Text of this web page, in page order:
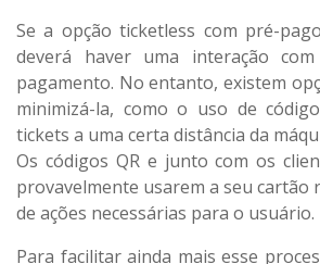
Se a opção ticketless com pré-
deverá haver uma interação
pagamento. No entanto, existem
minimizá-la, como o uso de
tickets a uma certa distância da
Os códigos QR e junto com os
provavelmente usarem a seu cartão
de ações necessárias para o usuário.
Para facilitar ainda mais esse